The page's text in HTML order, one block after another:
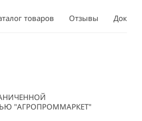
товаров Отзывы
"АГРОПРОММАРКЕТ"